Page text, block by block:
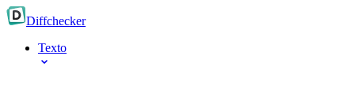
Diffchecker
Texto